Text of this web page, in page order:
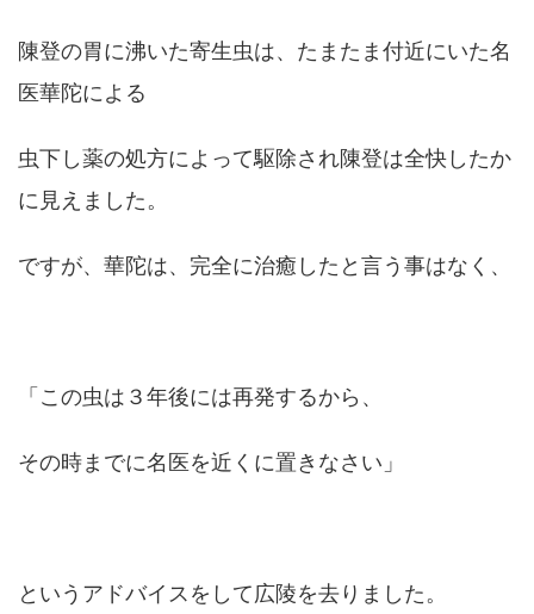
陳登の胃に沸いた寄生虫は、たまたま付近にいた名
医華陀による
虫下し薬の処方によって駆除され陳登は全快したか
に見えました。
ですが、華陀は、完全に治癒したと言う事はなく、
「この虫は３年後には再発するから、
その時までに名医を近くに置きなさい」
というアドバイスをして広陵を去りました。